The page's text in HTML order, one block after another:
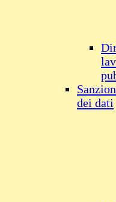
dei dati